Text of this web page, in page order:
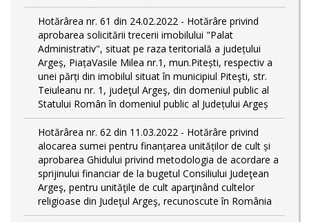
Hotărârea nr. 61 din 24.02.2022 - Hotărâre privind
aprobarea solicitării trecerii imobilului "Palat
Administrativ", situat pe raza teritorială a județului
Argeș, PiațaVasile Milea nr.1, mun.Pitești, respectiv a
unei părți din imobilul situat în municipiul Piteşti, str.
Teiuleanu nr. 1, judeţul Argeş, din domeniul public al
Statului Român în domeniul public al Județului Argeș
Hotărârea nr. 62 din 11.03.2022 - Hotărâre privind
alocarea sumei pentru finanțarea unităților de cult și
aprobarea Ghidului privind metodologia de acordare a
sprijinului financiar de la bugetul Consiliului Judeţean
Argeş, pentru unităţile de cult aparţinând cultelor
religioase din Judeţul Argeş, recunoscute în România